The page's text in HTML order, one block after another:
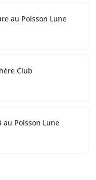
au Poisson Lune
Club
au Poisson Lune